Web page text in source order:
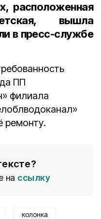
расположенная
вышла
в пресс-службе
ПП
филиала
ремонту.
на ссылку
колонка